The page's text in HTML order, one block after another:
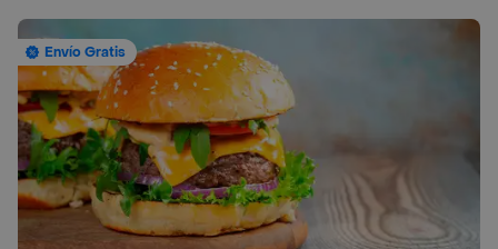
Envío Gratis